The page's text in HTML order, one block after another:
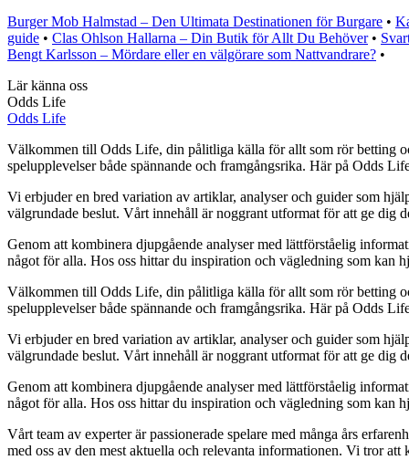
Burger Mob Halmstad – Den Ultimata Destinationen för Burgare •
guide • Clas Ohlson Hallarna – Din Butik för Allt Du Behöver•
Bengt Karlsson – Mördare eller en välgörare som Nattvandrare? •
Lär känna oss
Odds Life
Odds Life
Välkommen till Odds Life, din pålitliga källa för allt som rör betting
spelupplevelser både spännande och framgångsrika. Här på Odds
Vi erbjuder en bred variation av artiklar, analyser och guider som
välgrundade beslut. Vårt innehåll är noggrant utformat för att ge dig
Genom att kombinera djupgående analyser med lättförståelig
något för alla. Hos oss hittar du inspiration och vägledning som kan
Välkommen till Odds Life, din pålitliga källa för allt som rör betting
spelupplevelser både spännande och framgångsrika. Här på Odds
Vi erbjuder en bred variation av artiklar, analyser och guider som
välgrundade beslut. Vårt innehåll är noggrant utformat för att ge dig
Genom att kombinera djupgående analyser med lättförståelig
något för alla. Hos oss hittar du inspiration och vägledning som kan
Vårt team av experter är passionerade spelare med många års
med oss av den mest aktuella och relevanta informationen. Vi tror